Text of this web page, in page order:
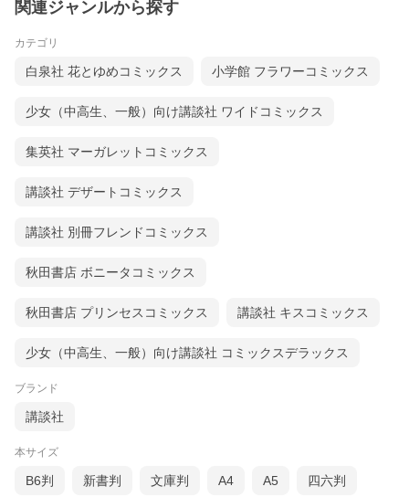
関連ジャンルから探す
カテゴリ
白泉社 花とゆめコミックス 小学館 フラワーコミックス
少女（中高生、一般）向け講談社 ワイドコミックス
集英社 マーガレットコミックス
講談社 デザートコミックス
講談社 別冊フレンドコミックス
秋田書店 ボニータコミックス
秋田書店 プリンセスコミックス 講談社 キスコミックス
少女（中高生、一般）向け講談社 コミックスデラックス
ブランド
講談社
本サイズ
B6判 新書判 文庫判 A4 A5 四六判